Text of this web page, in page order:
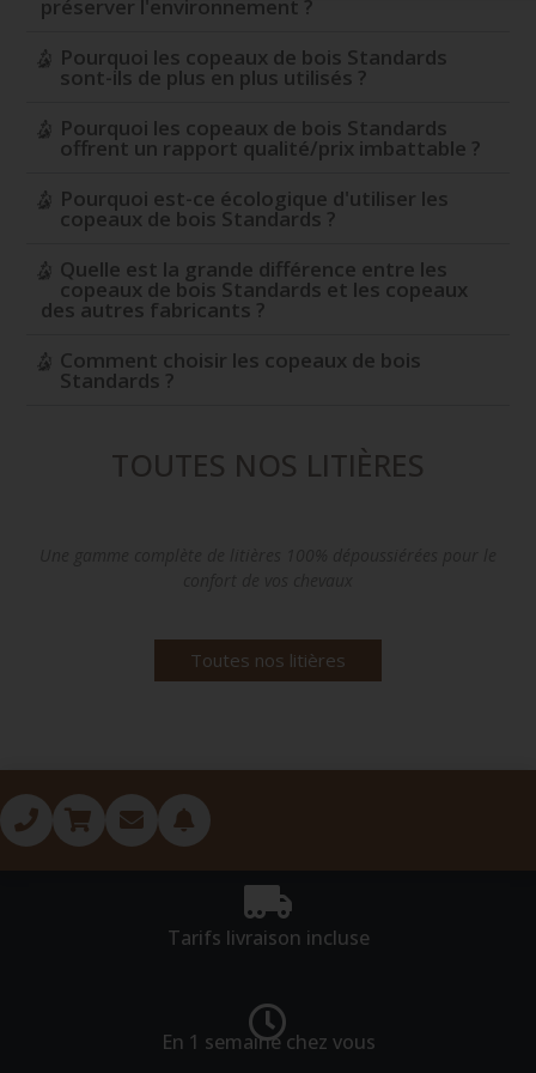
préserver l'environnement ?
Pourquoi les copeaux de bois Standards
sont-ils de plus en plus utilisés ?
Pourquoi les copeaux de bois Standards
offrent un rapport qualité/prix imbattable ?
Pourquoi est-ce écologique d'utiliser les
copeaux de bois Standards ?
Quelle est la grande différence entre les
copeaux de bois Standards et les copeaux
des autres fabricants ?
Comment choisir les copeaux de bois
Standards ?
TOUTES NOS LITIÈRES
Toutes nos litières
Tarifs livraison incluse
En 1 semaine chez vous